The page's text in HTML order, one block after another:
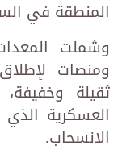
المنطقة في
وشملت
ومنصات
ثقيلة
العسكرية
الانسحاب.